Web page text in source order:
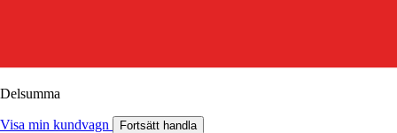
Delsumma
Visa min kundvagn Fortsätt handla